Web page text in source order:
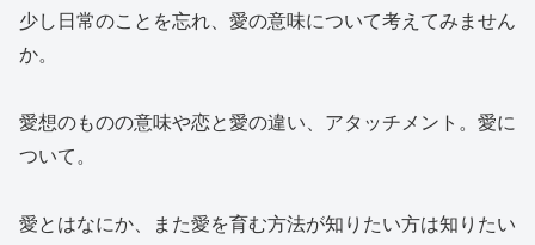
少し日常のことを忘れ、愛の意味について考えてみません
か。
愛想のものの意味や恋と愛の違い、アタッチメント。愛に
ついて。
愛とはなにか、また愛を育む方法が知りたい方は知りたい